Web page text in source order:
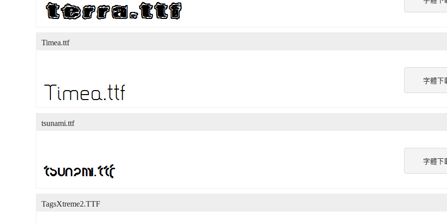
字體下
Timea.ttf
字體下
tsunami.ttf
TagsXtreme2.TTF